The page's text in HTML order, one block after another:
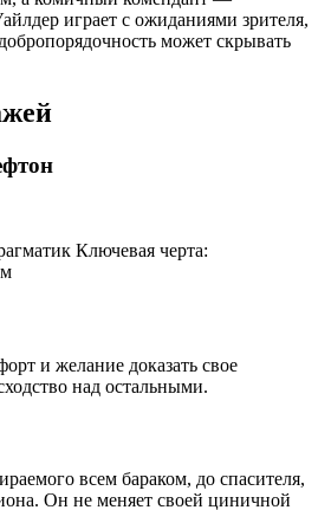
играет с ожиданиями зрителя,
может скрывать
Ключевая черта:
и желание доказать свое
над остальными.
всем бараком, до спасителя,
Он не меняет своей циничной